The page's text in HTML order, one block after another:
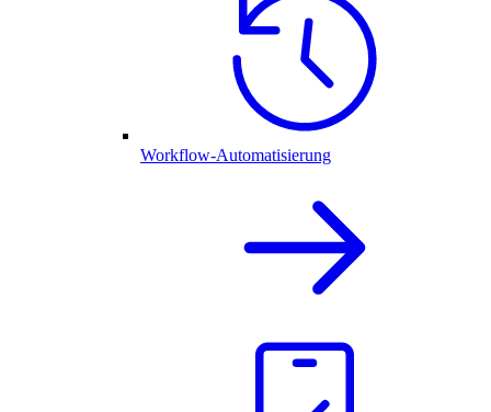
Workflow-Automatisierung